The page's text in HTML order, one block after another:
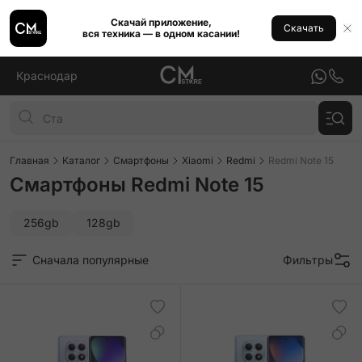
Скачай приложение,
вся техника — в одном касании!
Скачать
Краснодар
Главная Каталог Смартфоны Xiaomi Redmi Redmi Note 15
Смартфоны Redmi Note 15
256gb 128gb
Сначала популярные Фильтры